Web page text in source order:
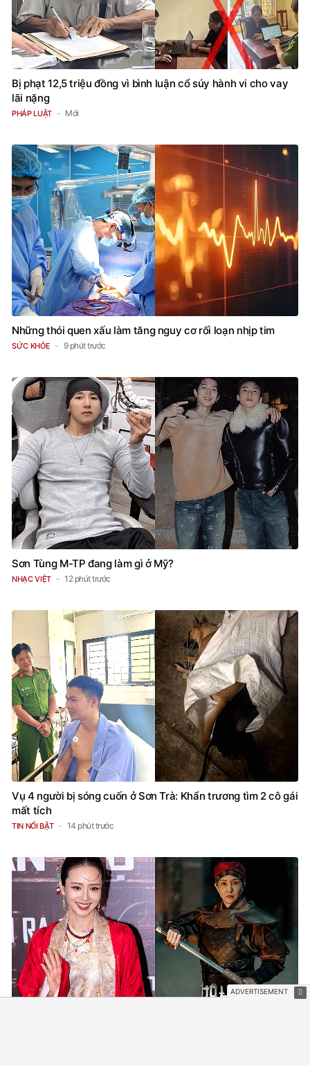
Bị phạt 12,5 triệu đồng vì bình luận cổ súy hành vi cho vay
lãi nặng
PHÁP LUẬT Mới
Những thói quen xấu làm tăng nguy cơ rối loạn nhịp tim
SỨC KHỎE 9 phút trước
Sơn Tùng M-TP đang làm gì ở Mỹ?
NHẠC VIỆT 12 phút trước
Vụ 4 người bị sóng cuốn ở Sơn Trà: Khẩn trương tìm 2 cô gái
mất tích
TIN NỔI BẬT 14 phút trước